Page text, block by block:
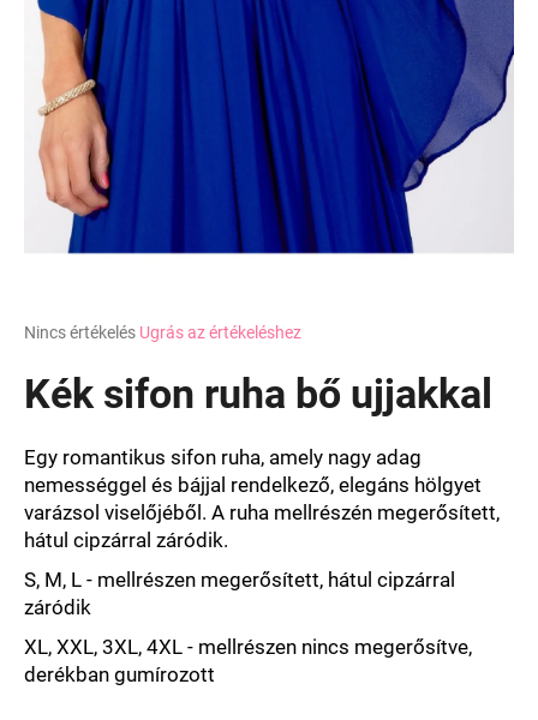
A
átlagos
értékelése
0,0
csillag.
Nincs értékelés Ugrás az értékeléshez
Kék sifon ruha bő ujjakkal
Egy romantikus sifon ruha, amely nagy adag
nemességgel és bájjal rendelkező, elegáns hölgyet
varázsol viselőjéből. A ruha mellrészén megerősített,
hátul cipzárral záródik.
S, M, L - mellrészen megerősített, hátul cipzárral
záródik
XL, XXL, 3XL, 4XL - mellrészen nincs megerősítve,
derékban gumírozott